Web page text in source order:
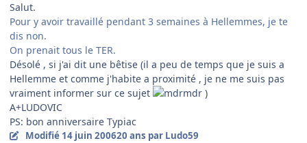
Salut.
Pour y avoir travaillé pendant 3 semaines à Hellemmes, je te
dis non.
On prenait tous le TER.
Désolé , si j'ai dit une bêtise (il a peu de temps que je suis a
Hellemme et comme j'habite a proximité , je ne me suis pas
vraiment informer sur ce sujet
)
A+LUDOVIC
PS: bon anniversaire Typiac
Modifié 14 juin 200620 ans par Ludo59